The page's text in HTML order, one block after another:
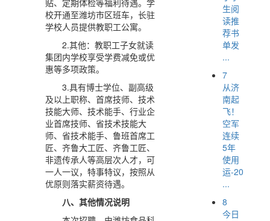
贴、定期体检等福利待遇。学
校开通至潍坊市区班车，长驻
学校人员提供教职工公寓。
2.其他：教职工子女就读
集团内学校享受学费减免或优
惠等多项政策。
3.具有博士学位、副高级
及以上职称、首席技师、技术
技能大师、技术能手、行业企
业首席技师、省技术技能大
师、省技术能手、鲁班首席工
匠、齐鲁大工匠、齐鲁工匠、
非遗传承人等高层次人才，可
一人一议，特事特议，按照从
优原则落实薪资待遇。
八、其他情况说明
生阅
读推
荐书
单发
...
7
从济
南起
飞！
空军
连续
5年
使用
运-20
...
8
今日